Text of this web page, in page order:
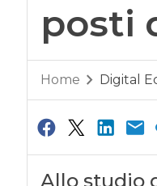
posti
Home Digital
Allo studio